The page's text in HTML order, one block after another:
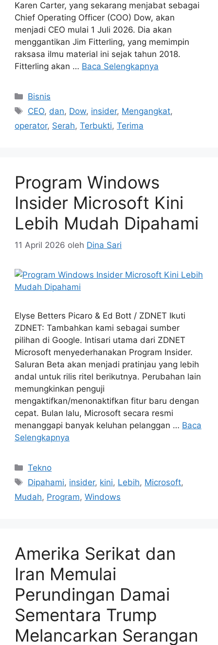
Karen Carter, yang sekarang menjabat sebagai
Chief Operating Officer (COO) Dow, akan
menjadi CEO mulai 1 Juli 2026. Dia akan
menggantikan Jim Fitterling, yang memimpin
raksasa ilmu material ini sejak tahun 2018.
Fitterling akan … Baca Selengkapnya
Kategori
Bisnis
Tag
CEO, dan, Dow, insider, Mengangkat,
operator, Serah, Terbukti, Terima
Program Windows
Insider Microsoft Kini
Lebih Mudah Dipahami
11 April 2026 oleh Dina Sari
Elyse Betters Picaro & Ed Bott / ZDNET Ikuti
ZDNET: Tambahkan kami sebagai sumber
pilihan di Google. Intisari utama dari ZDNET
Microsoft menyederhanakan Program Insider.
Saluran Beta akan menjadi pratinjau yang lebih
andal untuk rilis ritel berikutnya. Perubahan lain
memungkinkan penguji
mengaktifkan/menonaktifkan fitur baru dengan
cepat. Bulan lalu, Microsoft secara resmi
menanggapi banyak keluhan pelanggan … Baca
Selengkapnya
Kategori
Tekno
Tag
Dipahami, insider, kini, Lebih, Microsoft,
Mudah, Program, Windows
Amerika Serikat dan
Iran Memulai
Perundingan Damai
Sementara Trump
Melancarkan Serangan